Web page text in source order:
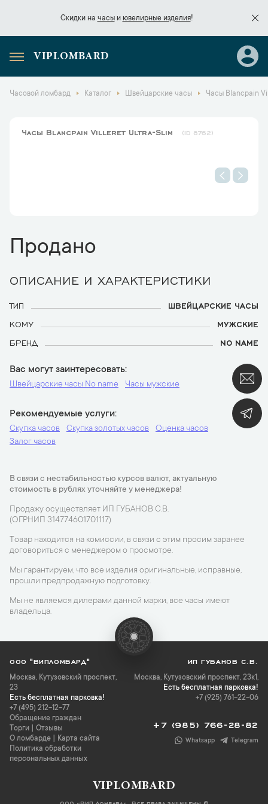
Скидки на часыи ювелирные изделия!
Скидки начасы
VIPLOMBARD
Часовой ломбард Каталог Швейцарские часы Часы Blancpain
Часы Blancpain Villeret Ultra-Slim 8762
Продано
ОПИСАНИЕ И ХАРАКТЕРИСТИКИ
ТИП
ШВЕЙЦАРСКИЕ ЧАСЫ
КОМУ
МУЖСКИЕ
БРЕНД
NO NAME
Вас могут заинтересовать
Швейцарские часы No name Часы мужские
Рекомендуемые услуги
Скупка часов Скупка золотых часов
Оценка часов
Залог часов
В связи с нестабильностью курсов валют, актуальную
стоимость в рублях уточняйте у менеджера!
Продажу осуществляет ИП ГУБАНОВ С.В.
(ОГРНИП 314774601701117)
Товар находится на комиссии, в связи с этим просим заранее
договориться с менеджером о просмотре.
Мы гарантируем, что все изделия оригинальные, исправные,
прошли предпродажную подготовку.
Мы не являемся дилерами данной марки, все часы имеют
владельца.
ООО "ВИПЛОМБАРД"
Москва, Кутузовский проспект,
23
Есть бесплатная парковка!
+7 (495) 212-12-77
Обращение граждан
Торги
Отзывы
О ломбарде
Карта сайта
Политика обработки
персональных данных
ИП ГУБАНОВ С.В.
Москва, Кутузовский проспект, 23к1,
Есть бесплатная парковка!
+7 (925) 761-22-06
+7 (985) 766-28-82
Whatsapp Telegram
VIPLOMBARD
ООО «ВИП Ломбард». Все права защищены ©